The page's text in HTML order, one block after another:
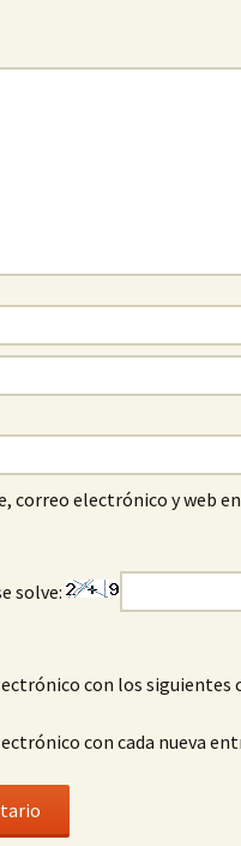
correo electrónico y web
solve:
con los siguientes
con cada nueva